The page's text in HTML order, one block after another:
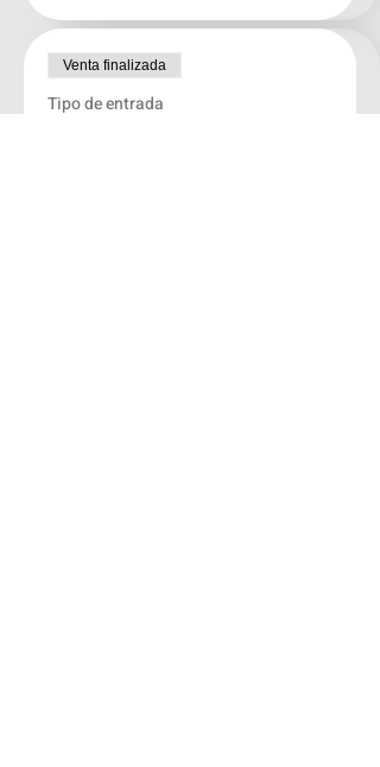
Venta finalizada
Tipo de entrada